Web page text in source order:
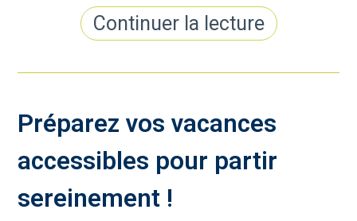
Continuer la lecture
Préparez vos vacances
accessibles pour partir
sereinement !